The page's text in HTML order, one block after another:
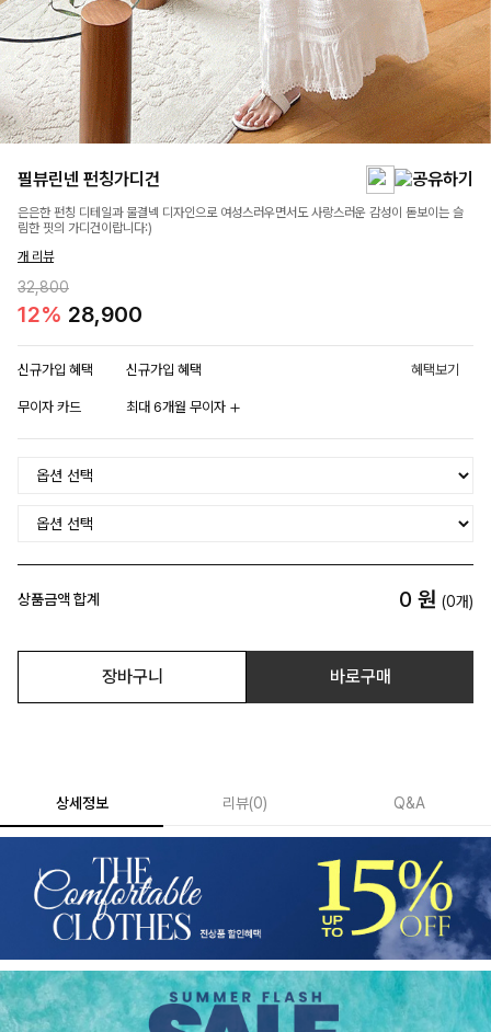
필뷰린넨 펀칭가디건
은은한 펀칭 디테일과 물결넥 디자인으로 여성스러우면서도 사랑스러운 감성이 돋보이는 슬
림한 핏의 가디건이랍니다:)
개 리뷰
32,800
12% 28,900
신규가입 혜택 신규가입 혜택 혜택보기
무이자 카드 최대 6개월 무이자
상품금액 합계 0 원 (0개)
장바구니 바로구매
상세정보 리뷰(0) Q&A